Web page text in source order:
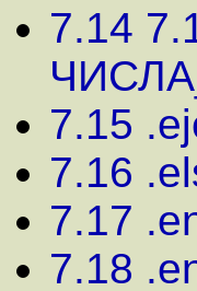
7.14
7.15
7.16
7.17
7.18